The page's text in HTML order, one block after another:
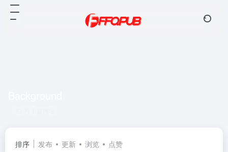
排序 发布 更新 浏览 点赞